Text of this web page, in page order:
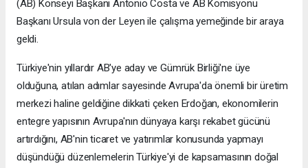
(AB) Konseyi Başkanı Antonio Costa ve AB Komisyonu
Başkanı Ursula von der Leyen ile çalışma yemeğinde bir araya
geldi.
Türkiye'nin yıllardır AB'ye aday ve Gümrük Birliği'ne üye
olduğuna, atılan adımlar sayesinde Avrupa'da önemli bir üretim
merkezi haline geldiğine dikkati çeken Erdoğan, ekonomilerin
entegre yapısının Avrupa'nın dünyaya karşı rekabet gücünü
artırdığını, AB'nin ticaret ve yatırımlar konusunda yapmayı
düşündüğü düzenlemelerin Türkiye'yi de kapsamasının doğal